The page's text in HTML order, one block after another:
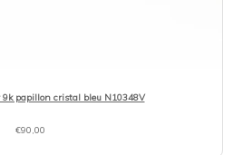
9k papillon cristal bleu N10348V
€90,00